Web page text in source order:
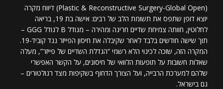
(Plastic & Reconstructive Surgery-Global Open) דיווח מקרה
יוצא דופן שתפס את תשומת הלב של רבים: אישה בת 19, בריאה
לחלוטין, חוותה צמיחת שדיים חריגה ומהירה – מגודל B לגודל GGG –
תוך שישה חודשים בלבד לאחר שקיבלה את חיסון הפייזר נגד קוביד-19.
המקרה הזה, שזכה לכינוי הלא רשמי “הגדלת השדיים של פייזר”, מעלה
שאלות חשובות על תופעות הלוואי של חיסונים, על הקשר האפשרי
שלהם למערכת הרבייה, ועל הצורך הדחוף בשקיפות מצד רגולטורים –
גם בישראל.